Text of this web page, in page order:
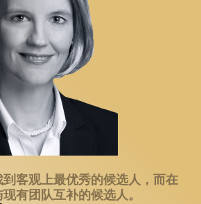
客观上最优秀的候选人，而在
有团队互补的候选人。